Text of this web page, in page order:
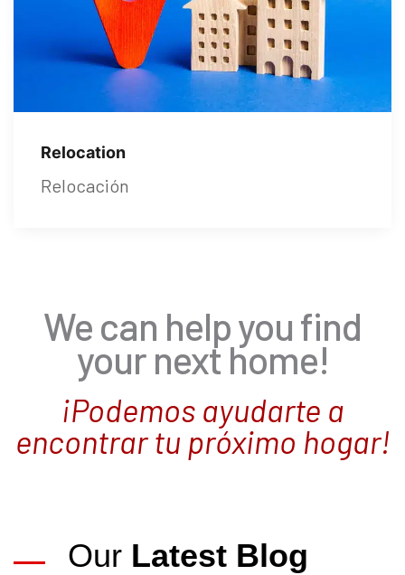
Relocation
Relocación
We can help you find
your next home!
¡Podemos ayudarte a
encontrar tu próximo hogar!
Our Latest Blog